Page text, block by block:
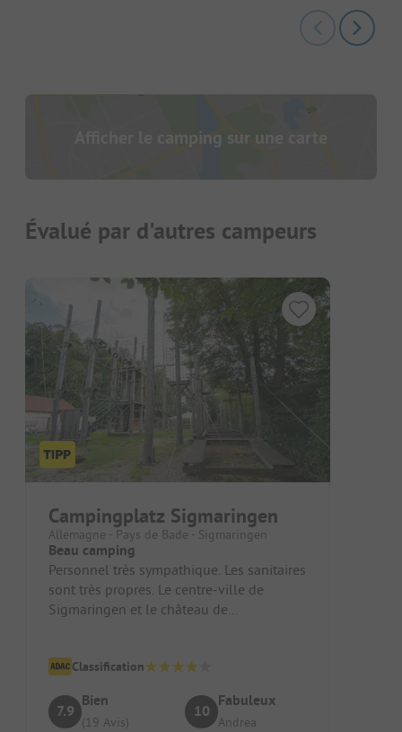
Afficher le camping sur une carte
Évalué par d'autres campeurs
Campingplatz Sigmaringen
Allemagne - Pays de Bade - Sigmaringen
Beau camping
Personnel très sympathique. Les sanitaires
sont très propres. Le centre-ville de
Sigmaringen et le château de
Classification
7.9
Bien
(19 Avis)
10
Fabuleux
Andrea